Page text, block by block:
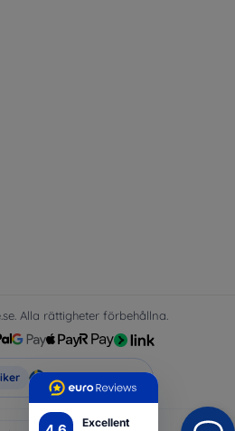
Excellent
Alla rättigheter förbehållna.
Top4Mobile.se